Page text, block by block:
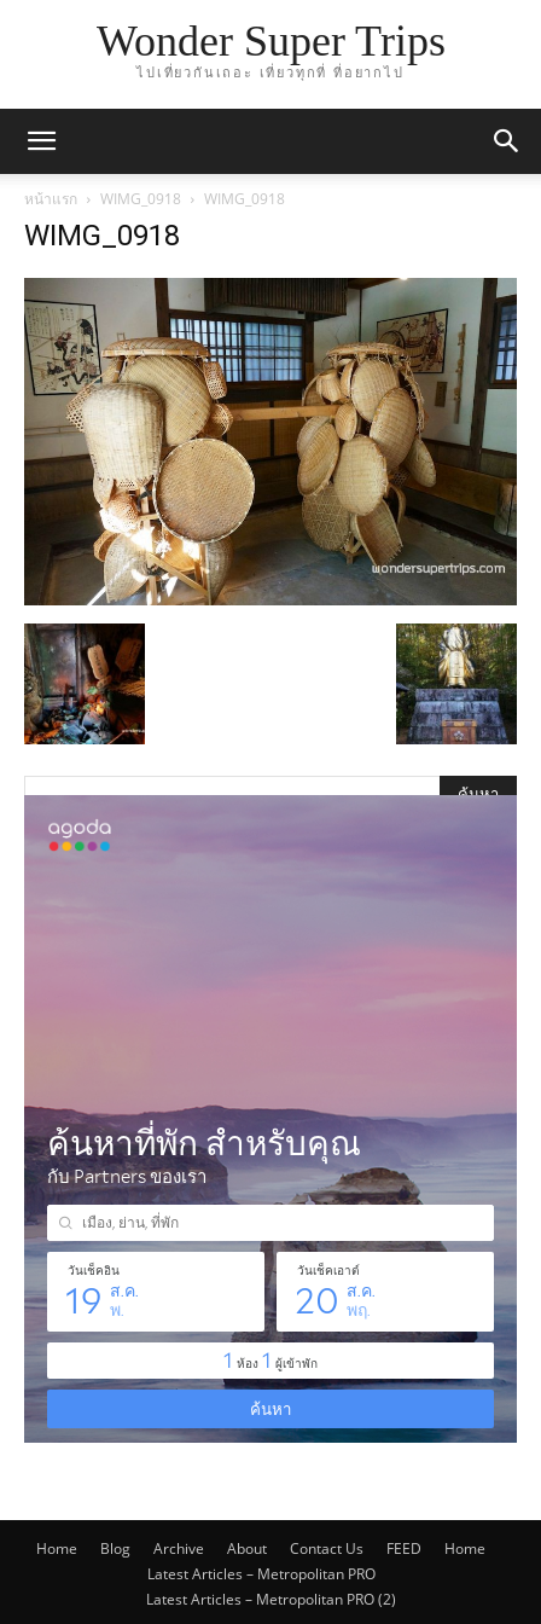
Wonder Super Trips
ไปเที่ยวกันเถอะ เที่ยวทุกที่ ที่อยากไป
หน้าแรก WIMG_0918 WIMG_0918
WIMG_0918
Home Blog Archive About Contact Us FEED
Home
Latest Articles – Metropolitan PRO
Latest Articles – Metropolitan PRO (2)